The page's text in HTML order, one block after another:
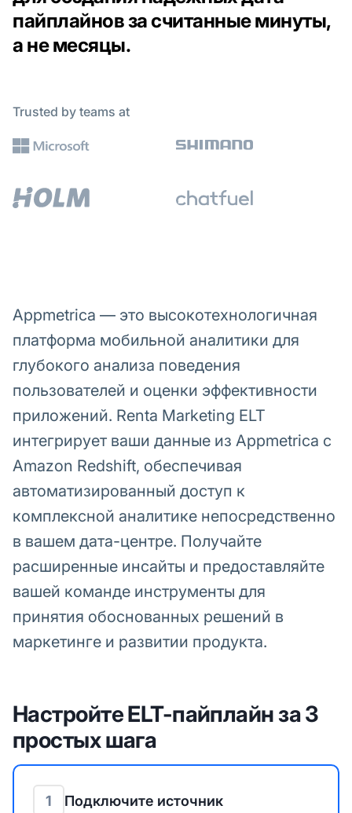
пайплайнов за считанные минуты,
а не месяцы.
Trusted by teams at
Appmetrica — это высокотехнологичная
платформа мобильной аналитики для
глубокого анализа поведения
пользователей и оценки эффективности
приложений. Renta Marketing ELT
интегрирует ваши данные из Appmetrica с
Amazon Redshift, обеспечивая
автоматизированный доступ к
комплексной аналитике непосредственно
в вашем дата-центре. Получайте
расширенные инсайты и предоставляйте
вашей команде инструменты для
принятия обоснованных решений в
маркетинге и развитии продукта.
Настройте ELT-пайплайн за 3
простых шага
1 Подключите источник